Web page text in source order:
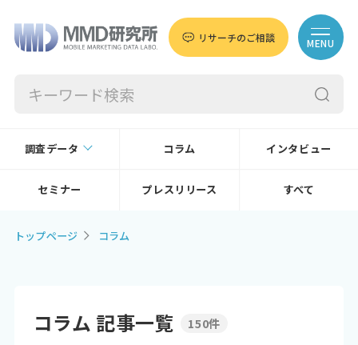
リサーチのご相談 MENU
調査データ コラム インタビュー
セミナー プレスリリース すべて
トップページ コラム
コラム 記事一覧 150件